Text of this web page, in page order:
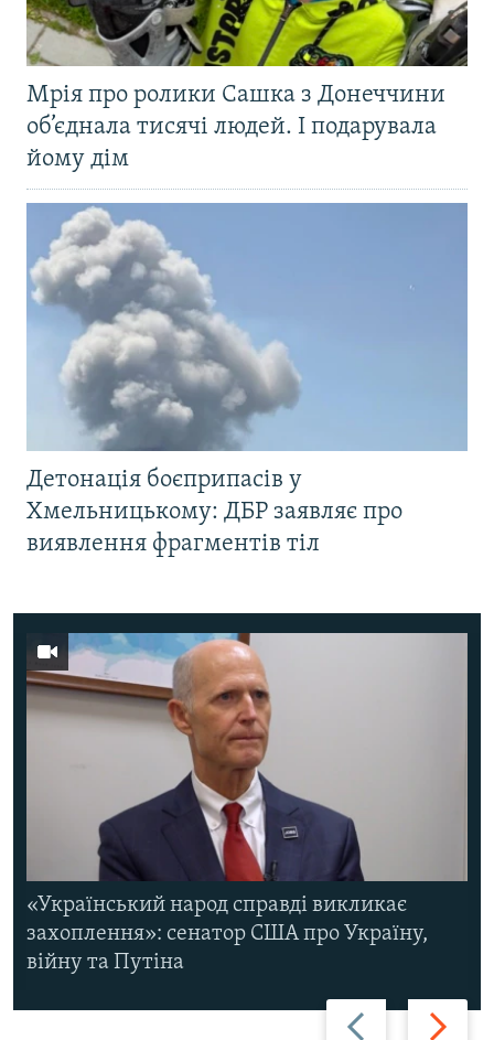
Мрія про ролики Сашка з Донеччини
об’єднала тисячі людей. І подарувала
йому дім
Детонація боєприпасів у
Хмельницькому: ДБР заявляє про
виявлення фрагментів тіл
Назад Вперед
«Український народ справді викликає
захоплення»: сенатор США про Україну,
війну та Путіна